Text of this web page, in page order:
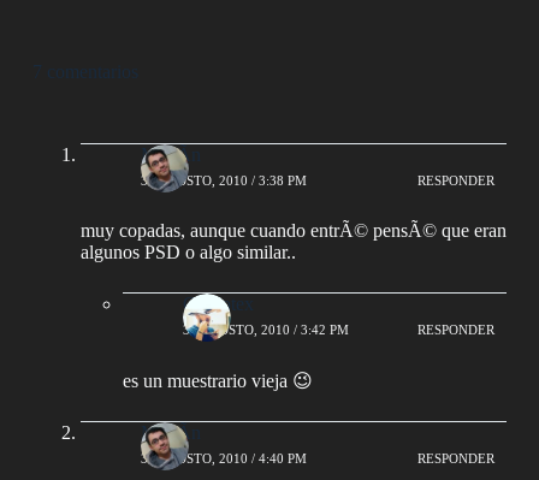
7 comentarios
MartÃ­n
30 AGOSTO, 2010 / 3:38 PM RESPONDER
muy copadas, aunque cuando entrÃ© pensÃ© que eran
algunos PSD o algo similar..
Guillotex
30 AGOSTO, 2010 / 3:42 PM RESPONDER
es un muestrario vieja 😉
MartÃ­n
30 AGOSTO, 2010 / 4:40 PM RESPONDER